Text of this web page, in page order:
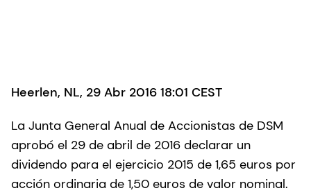
Heerlen, NL, 29 Abr 2016 18:01 CEST
La Junta General Anual de Accionistas de DSM
aprobó el 29 de abril de 2016 declarar un
dividendo para el ejercicio 2015 de 1,65 euros por
acción ordinaria de 1,50 euros de valor nominal.